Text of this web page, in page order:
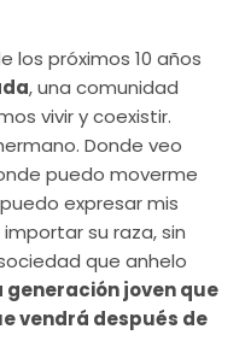
los próximos 10 años
, una comunidad
vivir y coexistir.
Donde veo
puedo moverme
expresar mis
su raza, sin
que anhelo
generación joven que
vendrá después de